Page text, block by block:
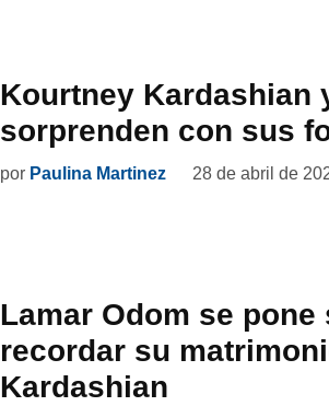
Kourtney Kardashian
sorprenden con sus
por Paulina Martinez 28 de abril de
Lamar Odom se pone
recordar su
Kardashian